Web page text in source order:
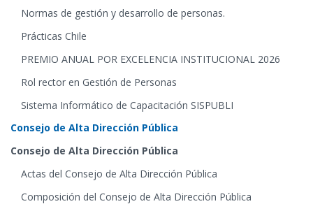
Normas de gestión y desarrollo de personas.
Prácticas Chile
PREMIO ANUAL POR EXCELENCIA INSTITUCIONAL 2026
Rol rector en Gestión de Personas
Sistema Informático de Capacitación SISPUBLI
Consejo de Alta Dirección Pública
Consejo de Alta Dirección Pública
Actas del Consejo de Alta Dirección Pública
Composición del Consejo de Alta Dirección Pública